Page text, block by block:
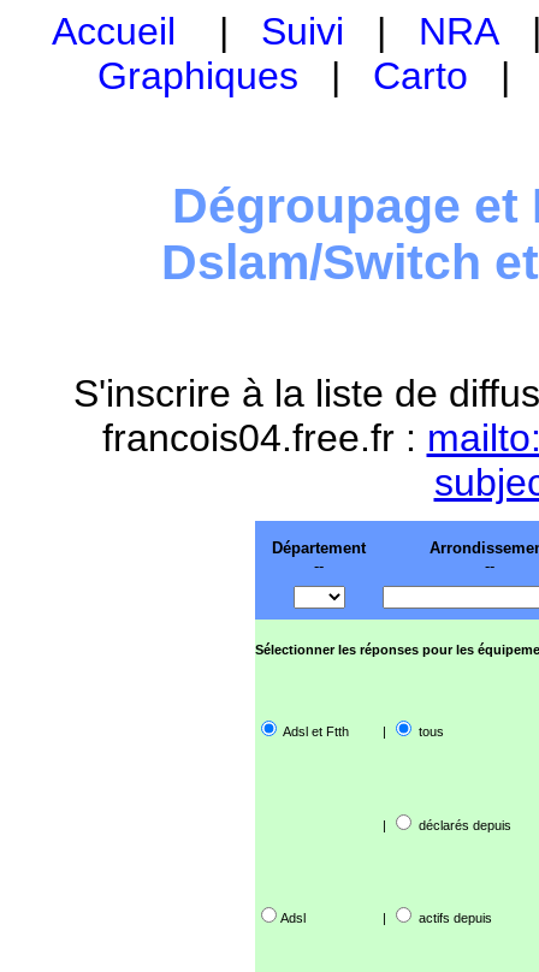
Accueil | Suivi | NRA
Graphiques | Carto
Dégroupage et
Dslam/Switch
S'inscrire à la liste de
francois04.free.fr :
Département
--
--
Sélectionner les réponses pour les
Adsl et Ftth | tous
| déclarés depuis
Adsl | actifs depuis